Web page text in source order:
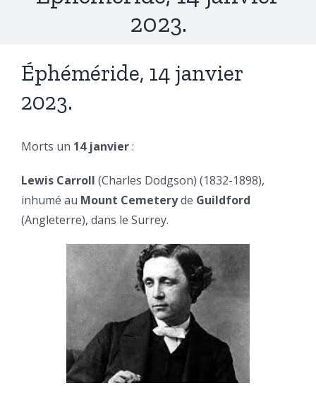
2023.
Éphéméride, 14 janvier
2023.
Morts un 14 janvier:
Lewis Carroll (Charles Dodgson) (1832-1898),
inhumé au Mount Cemeteryde Guildford
(Angleterre), dans le Surrey.